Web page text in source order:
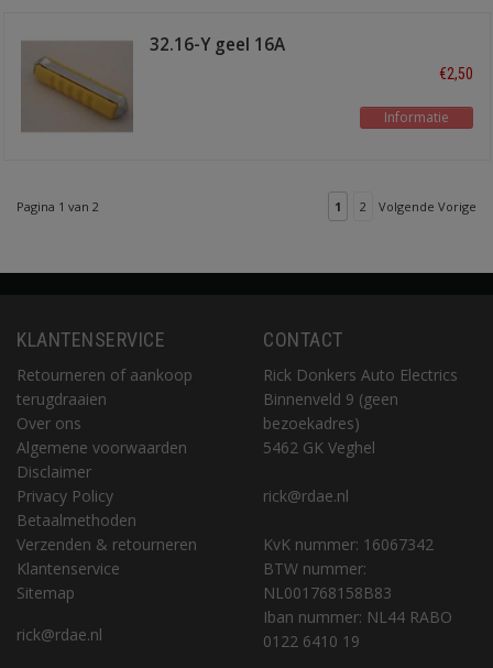
32.16-Y geel 16A
€2,50
Informatie
Pagina 1 van 2 1 2 Volgende Vorige
KLANTENSERVICE
Retourneren of aankoop
terugdraaien
Over ons
Algemene voorwaarden
Disclaimer
Privacy Policy
Betaalmethoden
Verzenden & retourneren
Klantenservice
Sitemap
rick@rdae.nl
CONTACT
Rick Donkers Auto Electrics
Binnenveld 9 (geen
bezoekadres)
5462 GK Veghel
rick@rdae.nl
KvK nummer: 16067342
BTW nummer:
NL001768158B83
Iban nummer: NL44 RABO
0122 6410 19